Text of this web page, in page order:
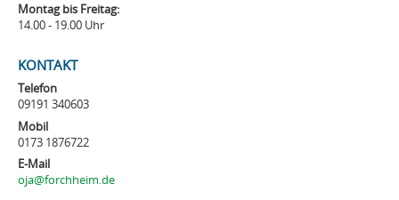
Montag bis Freitag:
14.00 - 19.00 Uhr
KONTAKT
Telefon
09191 340603
Mobil
0173 1876722
E-Mail
oja@forchheim.de